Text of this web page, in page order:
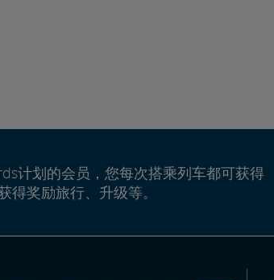
计划的会员，您每次搭乘列车都可获得
得奖励旅行、升级等。